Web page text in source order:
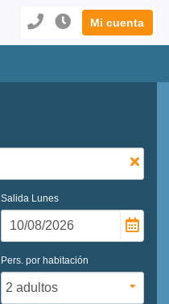
Mi cuenta
Salida Lunes
Pers. por habitación